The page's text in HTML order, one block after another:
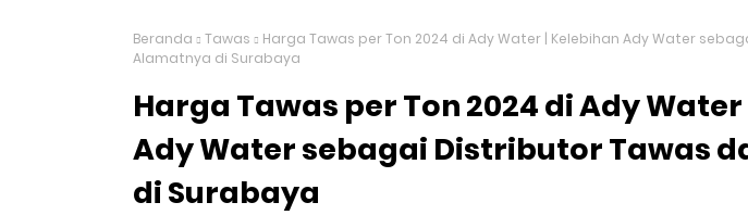
Beranda Tawas
Harga Tawas per Ton 2024 di Ady Water | Kelebihan Ady Water
Alamatnya di Surabaya
Harga Tawas per Ton 2024 di Ady
Ady Water sebagai Distributor Tawas
di Surabaya